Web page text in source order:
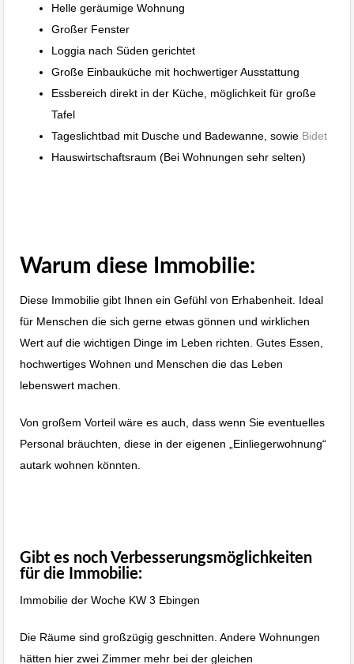
Helle geräumige Wohnung
Großer Fenster
Loggia nach Süden gerichtet
Große Einbauküche mit hochwertiger Ausstattung
Essbereich direkt in der Küche, möglichkeit für große
Tafel
Tageslichtbad mit Dusche und Badewanne, sowie Bidet
Hauswirtschaftsraum (Bei Wohnungen sehr selten)
Warum diese Immobilie:
Diese Immobilie gibt Ihnen ein Gefühl von Erhabenheit. Ideal
für Menschen die sich gerne etwas gönnen und wirklichen
Wert auf die wichtigen Dinge im Leben richten. Gutes Essen,
hochwertiges Wohnen und Menschen die das Leben
lebenswert machen.
Von großem Vorteil wäre es auch, dass wenn Sie eventuelles
Personal bräuchten, diese in der eigenen „Einliegerwohnung“
autark wohnen könnten.
Gibt es noch Verbesserungsmöglichkeiten
für die Immobilie:
Immobilie der Woche KW 3 Ebingen
Die Räume sind großzügig geschnitten. Andere Wohnungen
hätten hier zwei Zimmer mehr bei der gleichen